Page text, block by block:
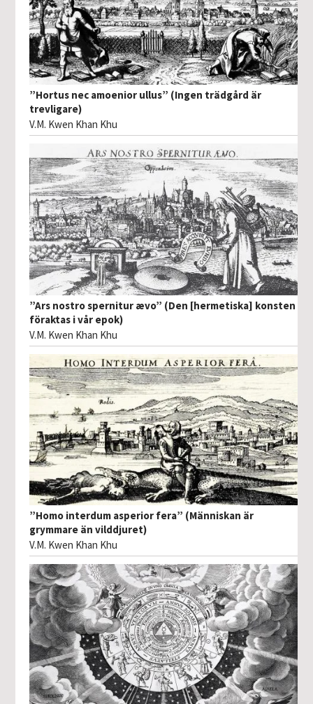
”Hortus nec amoenior ullus” (Ingen trädgård är
trevligare)
V.M. Kwen Khan Khu
”Ars nostro spernitur ævo” (Den [hermetiska] konsten
föraktas i vår epok)
V.M. Kwen Khan Khu
”Homo interdum asperior fera” (Människan är
grymmare än vilddjuret)
V.M. Kwen Khan Khu